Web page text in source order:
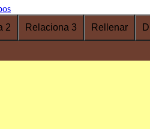
2 Relaciona 3 Rellenar